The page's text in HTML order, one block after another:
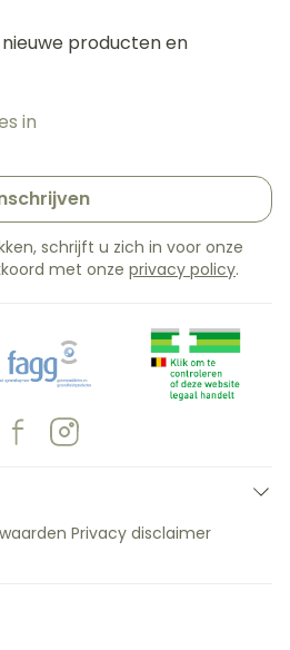
producten en
schrijft u zich in voor onze
met onze privacy policy.
Privacy disclaimer